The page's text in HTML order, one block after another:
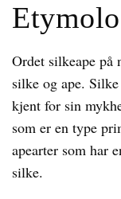
Ordet silkeape på
silke og ape.
kjent for sin
som er en type
apearter som har
silke.